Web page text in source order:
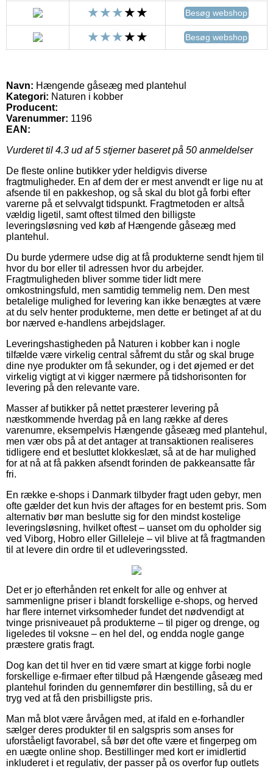
Besøg webshop
Besøg webshop
Navn: Hængende gåseæg med plantehul
Kategori: Naturen i kobber
Producent:
Varenummer: 1196
EAN:
Vurderet til 4.3 ud af 5 stjerner baseret på 50 anmeldelser
De fleste online butikker yder heldigvis diverse
fragtmuligheder. En af dem der er mest anvendt er lige nu at
afsende til en pakkeshop, og så skal du blot gå forbi efter
varerne på et selvvalgt tidspunkt. Fragtmetoden er altså
vældig ligetil, samt oftest tilmed den billigste
leveringsløsning ved køb af Hængende gåseæg med
plantehul.
Du burde ydermere udse dig at få produkterne sendt hjem til
hvor du bor eller til adressen hvor du arbejder.
Fragtmuligheden bliver somme tider lidt mere
omkostningsfuld, men samtidig temmelig nem. Den mest
betalelige mulighed for levering kan ikke benægtes at være
at du selv henter produkterne, men dette er betinget af at du
bor nærved e-handlens arbejdslager.
Leveringshastigheden på Naturen i kobber kan i nogle
tilfælde være virkelig central såfremt du står og skal bruge
dine nye produkter om få sekunder, og i det øjemed er det
virkelig vigtigt at vi kigger nærmere på tidshorisonten for
levering på den relevante vare.
Masser af butikker på nettet præsterer levering på
næstkommende hverdag på en lang række af deres
varenumre, eksempelvis Hængende gåseæg med plantehul,
men vær obs på at det antager at transaktionen realiseres
tidligere end et besluttet klokkeslæt, så at de har mulighed
for at nå at få pakken afsendt forinden de pakkeansatte får
fri.
En række e-shops i Danmark tilbyder fragt uden gebyr, men
ofte gælder det kun hvis der aftages for en bestemt pris. Som
alternativ bør man beslutte sig for den mindst kostelige
leveringsløsning, hvilket oftest – uanset om du opholder sig
ved Viborg, Hobro eller Gilleleje – vil blive at få fragtmanden
til at levere din ordre til et udleveringssted.
Det er jo efterhånden ret enkelt for alle og enhver at
sammenligne priser i blandt forskellige e-shops, og herved
har flere internet virksomheder fundet det nødvendigt at
tvinge prisniveauet på produkterne – til piger og drenge, og
ligeledes til voksne – en hel del, og endda nogle gange
præstere gratis fragt.
Dog kan det til hver en tid være smart at kigge forbi nogle
forskellige e-firmaer efter tilbud på Hængende gåseæg med
plantehul forinden du gennemfører din bestilling, så du er
tryg ved at få den prisbilligste pris.
Man må blot være årvågen med, at ifald en e-forhandler
sælger deres produkter til en salgspris som anses for
uforståeligt favorabel, så bør det ofte være et fingerpeg om
en uægte online shop. Bestillinger med kort er imidlertid
inkluderet i et regulativ, der passer på os overfor fup outlets